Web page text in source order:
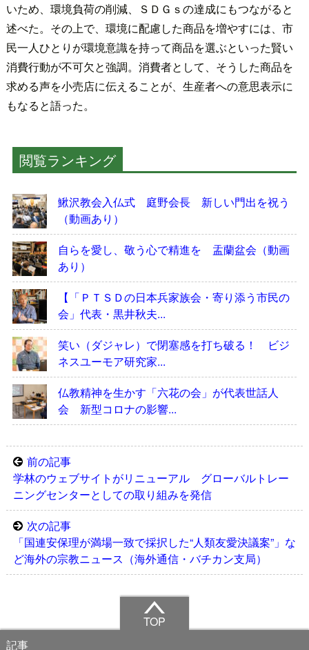
いため、環境負荷の削減、ＳＤＧｓの達成にもつながると
述べた。その上で、環境に配慮した商品を増やすには、市
民一人ひとりが環境意識を持って商品を選ぶといった賢い
消費行動が不可欠と強調。消費者として、そうした商品を
求める声を小売店に伝えることが、生産者への意思表示に
もなると語った。
閲覧ランキング
鰍沢教会入仏式 庭野会長 新しい門出を祝う
（動画あり）
自らを愛し、敬う心で精進を 盂蘭盆会（動画
あり）
【「ＰＴＳＤの日本兵家族会・寄り添う市民の
会」代表・黒井秋夫...
笑い（ダジャレ）で閉塞感を打ち破る！ ビジ
ネスユーモア研究家...
仏教精神を生かす「六花の会」が代表世話人
会 新型コロナの影響...
前の記事
学林のウェブサイトがリニューアル グローバルトレー
ニングセンターとしての取り組みを発信
次の記事
「国連安保理が満場一致で採択した“人類友愛決議案”」な
ど海外の宗教ニュース（海外通信・バチカン支局）
TOP
記事